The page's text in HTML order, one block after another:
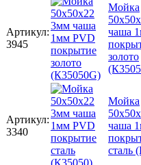
Артикул:
3945
Мойка
чаша
золото
Артикул:
3340
Мойка
чаша
сталь